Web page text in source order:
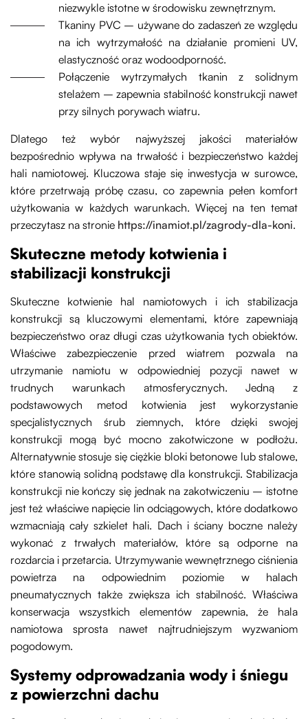
niezwykle istotne w środowisku zewnętrznym.
Tkaniny PVC – używane do zadaszeń ze względu
na ich wytrzymałość na działanie promieni UV,
elastyczność oraz wodoodporność.
Połączenie wytrzymałych tkanin z solidnym
stelażem – zapewnia stabilność konstrukcji nawet
przy silnych porywach wiatru.
Dlatego też wybór najwyższej jakości materiałów
bezpośrednio wpływa na trwałość i bezpieczeństwo każdej
hali namiotowej. Kluczowa staje się inwestycja w surowce,
które przetrwają próbę czasu, co zapewnia pełen komfort
użytkowania w każdych warunkach. Więcej na ten temat
przeczytasz na stronie https://inamiot.pl/zagrody-dla-koni.
Skuteczne metody kotwienia i
stabilizacji konstrukcji
Skuteczne kotwienie hal namiotowych i ich stabilizacja
konstrukcji są kluczowymi elementami, które zapewniają
bezpieczeństwo oraz długi czas użytkowania tych obiektów.
Właściwe zabezpieczenie przed wiatrem pozwala na
utrzymanie namiotu w odpowiedniej pozycji nawet w
trudnych warunkach atmosferycznych. Jedną z
podstawowych metod kotwienia jest wykorzystanie
specjalistycznych śrub ziemnych, które dzięki swojej
konstrukcji mogą być mocno zakotwiczone w podłożu.
Alternatywnie stosuje się ciężkie bloki betonowe lub stalowe,
które stanowią solidną podstawę dla konstrukcji. Stabilizacja
konstrukcji nie kończy się jednak na zakotwiczeniu – istotne
jest też właściwe napięcie lin odciągowych, które dodatkowo
wzmacniają cały szkielet hali. Dach i ściany boczne należy
wykonać z trwałych materiałów, które są odporne na
rozdarcia i przetarcia. Utrzymywanie wewnętrznego ciśnienia
powietrza na odpowiednim poziomie w halach
pneumatycznych także zwiększa ich stabilność. Właściwa
konserwacja wszystkich elementów zapewnia, że hala
namiotowa sprosta nawet najtrudniejszym wyzwaniom
pogodowym.
Systemy odprowadzania wody i śniegu
z powierzchni dachu